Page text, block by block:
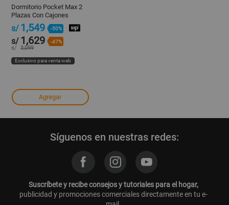
Dormitorio Pocket Max 2
Plazas Con Cajones
s/ 1,549 -50%
s/ 1,629 -47%
s/ 3,099
Exclusivo para venta web
Agregar
Síguenos en nuestras redes:
Suscríbete y recibe consejos y tutoriales para el hogar,
publicidad y promociones comerciales directamente en tu e-